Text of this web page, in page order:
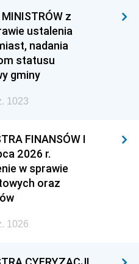
z
ustalenia
nadania
statusu
gminy
1023
FINANSÓW I
2026 r.
w sprawie
oraz
1026